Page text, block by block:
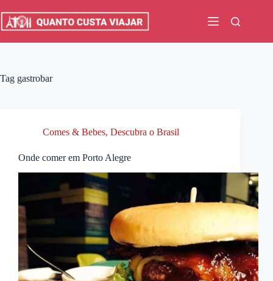
para
Tag gastrobar
Comes & Bebes, Descubra o Brasil
Onde comer em Porto Alegre